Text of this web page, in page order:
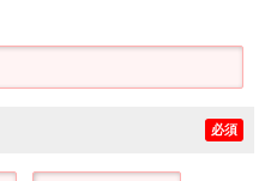
必須